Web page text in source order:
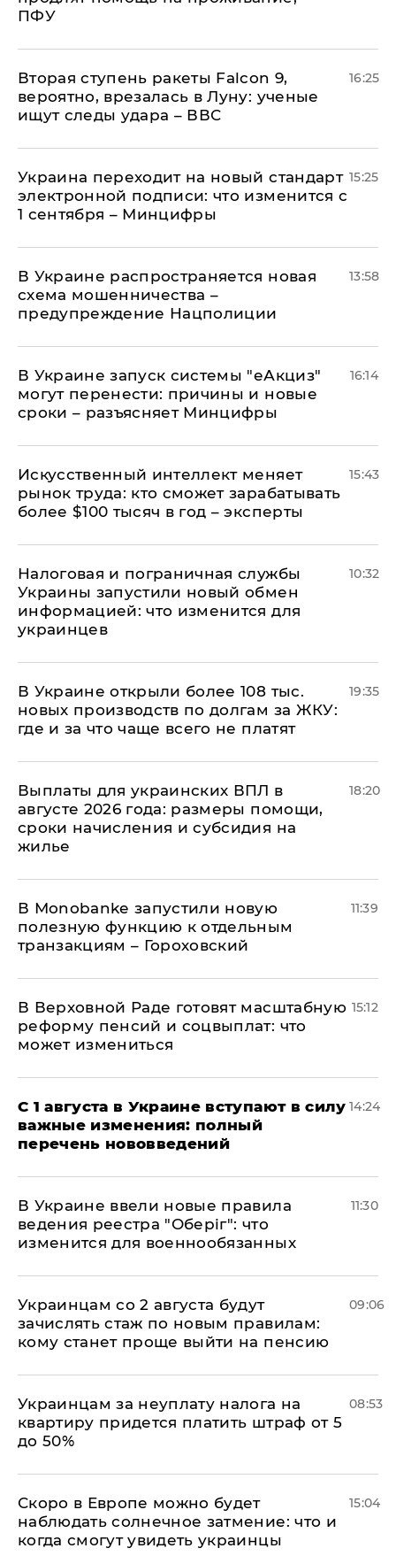
ПФУ
Вторая ступень ракеты Falcon 9,
вероятно, врезалась в Луну: ученые
ищут следы удара – ВВС
16:25
Украина переходит на новый стандарт
электронной подписи: что изменится с
1 сентября – Минцифры
15:25
В Украине распространяется новая
схема мошенничества –
предупреждение Нацполиции
13:58
В Украине запуск системы "еАкциз"
могут перенести: причины и новые
сроки – разъясняет Минцифры
16:14
Искусственный интеллект меняет
рынок труда: кто сможет зарабатывать
более $100 тысяч в год – эксперты
15:43
Налоговая и пограничная службы
Украины запустили новый обмен
информацией: что изменится для
украинцев
10:32
В Украине открыли более 108 тыс.
новых производств по долгам за ЖКУ:
где и за что чаще всего не платят
19:35
Выплаты для украинских ВПЛ в
августе 2026 года: размеры помощи,
сроки начисления и субсидия на
жилье
18:20
В Мonobankе запустили новую
полезную функцию к отдельным
транзакциям – Гороховский
11:39
В Верховной Раде готовят масштабную
реформу пенсий и соцвыплат: что
может измениться
15:12
С 1 августа в Украине вступают в силу
важные изменения: полный
перечень нововведений
14:24
В Украине ввели новые правила
ведения реестра "Оберіг": что
изменится для военнообязанных
11:30
Украинцам со 2 августа будут
зачислять стаж по новым правилам:
кому станет проще выйти на пенсию
09:06
Украинцам за неуплату налога на
квартиру придется платить штраф от 5
до 50%
08:53
Скоро в Европе можно будет
наблюдать солнечное затмение: что и
когда смогут увидеть украинцы
15:04